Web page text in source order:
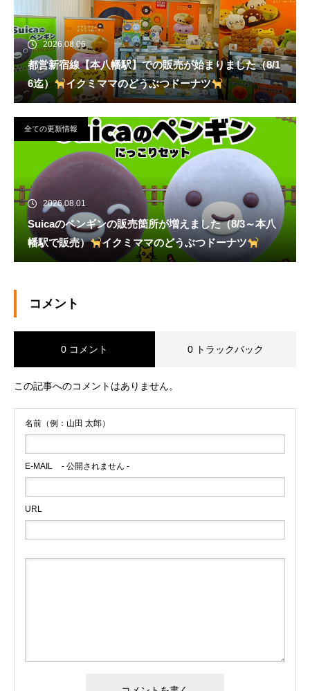
2026.08.06
都営新宿線【本八幡駅】での販売が始まりました（8/1
6迄）
イクミママのどうぶつドーナツ
全ての更新情報
2026.08.01
Suicaのペンギンの販売箇所が増えました（8/3～本八
幡駅で販売）
イクミママのどうぶつドーナツ
コメント
0 コメント 0 トラックバック
この記事へのコメントはありません。
名前（例：山田 太郎）
E-MAIL - 公開されません -
URL